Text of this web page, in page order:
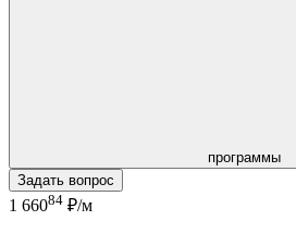
программы
Задать вопрос
1 66084 ₽/м